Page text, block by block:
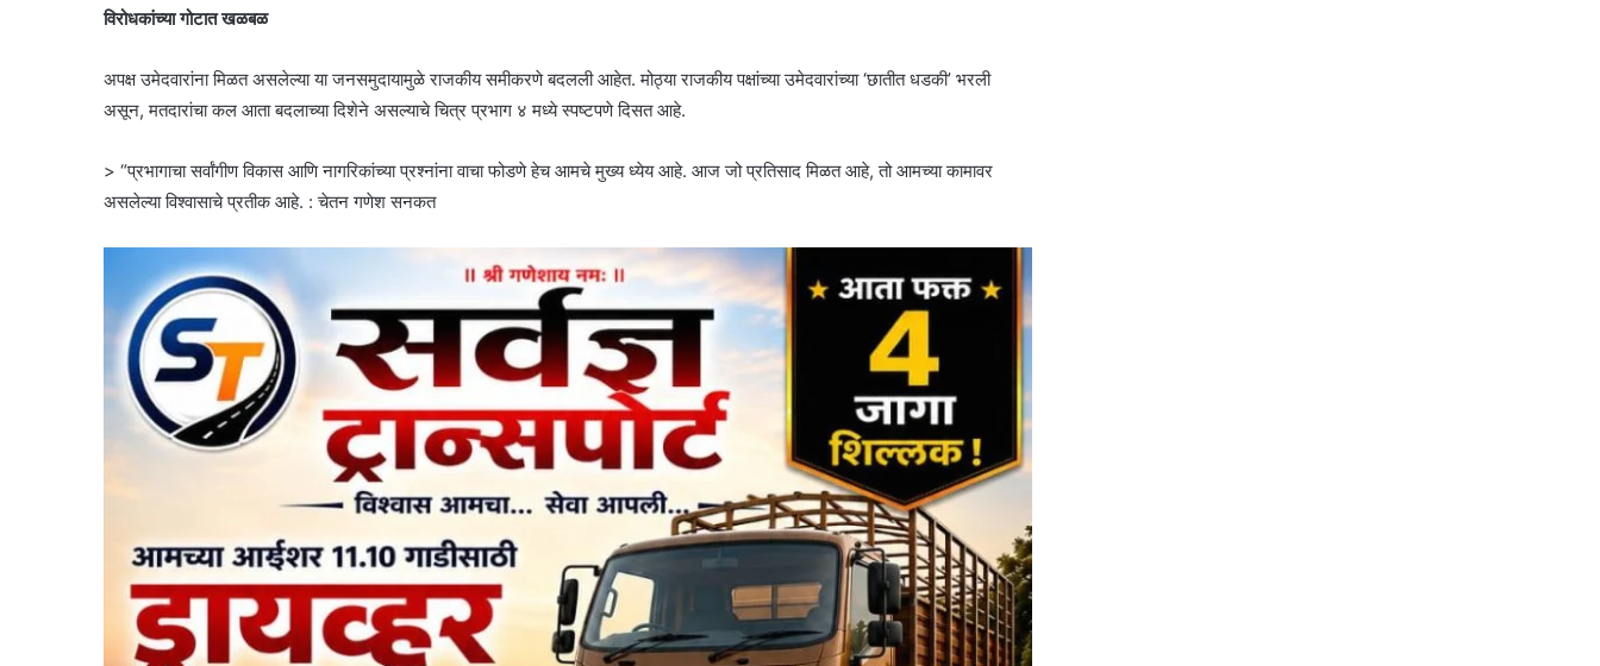
विरोधकांच्या गोटात खळबळ
अपक्ष उमेदवारांना मिळत असलेल्या या जनसमुदायामुळे राजकीय समीकरणे बदलली आहेत. मोठ्या राजकीय पक्षांच्या उमेदवारांच्या ‘छातीत धडकी’ भरली
असून, मतदारांचा कल आता बदलाच्या दिशेने असल्याचे चित्र प्रभाग ४ मध्ये स्पष्टपणे दिसत आहे.
> “प्रभागाचा सर्वांगीण विकास आणि नागरिकांच्या प्रश्नांना वाचा फोडणे हेच आमचे मुख्य ध्येय आहे. आज जो प्रतिसाद मिळत आहे, तो आमच्या कामावर
असलेल्या विश्वासाचे प्रतीक आहे. : चेतन गणेश सनकत